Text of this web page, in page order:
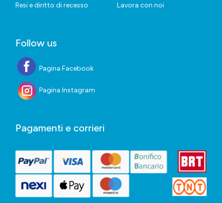
Resi e diritto di recesso
Lavora con noi
Follow us
Pagina Facebook
Pagina Instagram
Pagamenti e corrieri